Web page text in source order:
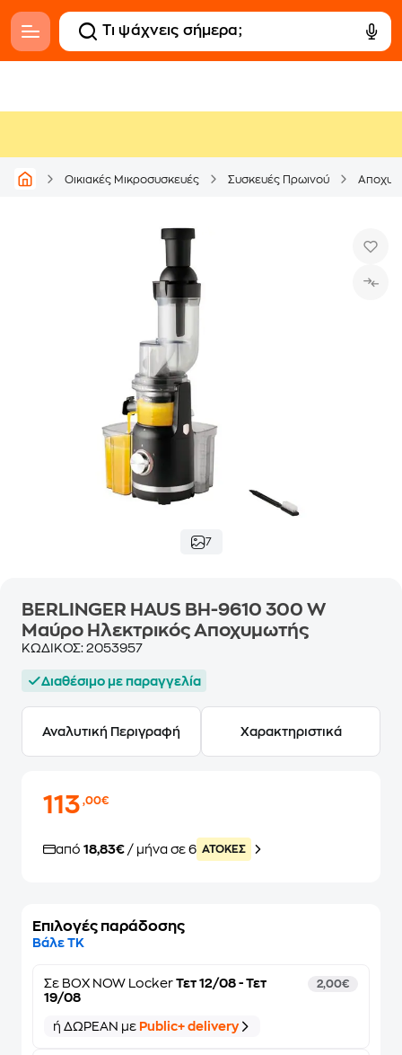
Οικιακές Μικροσυσκευές Συσκευές Πρωινού
7
BERLINGER HAUS BH-9610 300 W
Μαύρο Ηλεκτρικός Αποχυμωτής
ΚΩΔΙΚΟΣ: 2053957
Διαθέσιμο με παραγγελία
Αναλυτική Περιγραφή Χαρακτηριστικά
113,00€
από 18,83€ / μήνα σε 6 ATOKEΣ
Επιλογές παράδοσης
Βάλε ΤΚ
Σε BOX NOW Locker Τετ 12/08 - Τετ
19/08
2,00€
ή ΔΩΡΕΑΝ με Public+ delivery